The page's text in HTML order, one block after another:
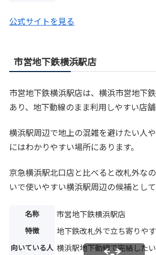
公式サイトを見る
市営地下鉄横浜駅店
市営地下鉄横浜駅店は、横浜市営地下
あり、地下動線のまま利用しやすい店舗
横浜駅周辺で地上の混雑を避けたい人
にはわかりやすい場所にあります。
京急横浜駅北口店と比べると改札外な
いで使いやすい横浜駅周辺の候補として
名称 市営地下鉄横浜駅店
特徴 地下鉄改札外で立ち寄りや
向いている人 横浜駅地下動線で完結した